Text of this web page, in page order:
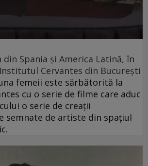
din Spania și America Latină, în
Cervantes din București
femeii este sărbătorită la
cu o serie de filme care aduc
o serie de creații
semnate de artiste din spațiul